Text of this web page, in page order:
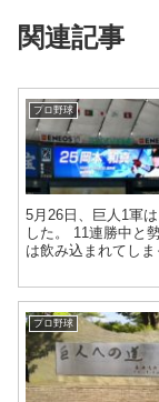
関連記事
プロ野球
5月26日、巨人1軍
した。 11連勝中と
は飲み込まれてし
プロ野球